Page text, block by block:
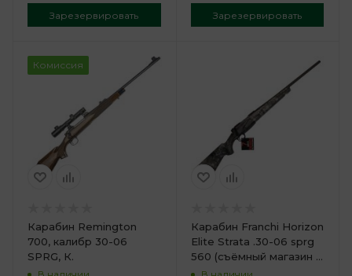
Зарезервировать Зарезервировать
Комиссия
Карабин Remington
700, калибр 30-06
SPRG, К.
Карабин Franchi Horizon
Elite Strata .30-06 sprg
560 (съёмный магазин 3
патрона)